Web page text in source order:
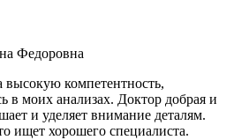
Федоровна
компетентность,
в моих анализах. Доктор добрая и
и уделяет внимание деталям.
ищет хорошего специалиста.